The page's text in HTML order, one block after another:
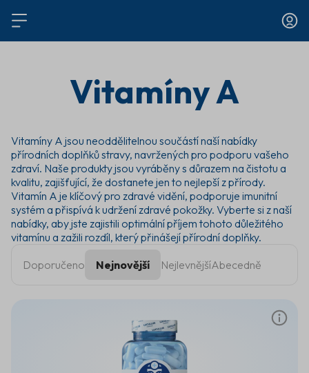
Vitamíny A
Vitamíny A jsou neoddělitelnou součástí naší nabídky
přírodních doplňků stravy, navržených pro podporu vašeho
zdraví. Naše produkty jsou vyráběny s důrazem na čistotu a
kvalitu, zajišťující, že dostanete jen to nejlepší z přírody.
Vitamín A je klíčový pro zdravé vidění, podporuje imunitní
systém a přispívá k udržení zdravé pokožky. Vyberte si z naší
nabídky, aby jste zajistili optimální příjem tohoto důležitého
vitamínu a zažili rozdíl, který přinášejí přírodní doplňky.
Doporučeno
Nejnovější NejlevnějšíAbecedně